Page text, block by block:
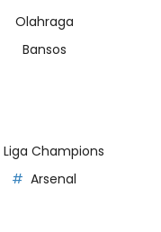
Olahraga
Bansos
Liga Champions
Arsenal